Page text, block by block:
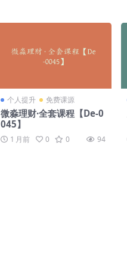
个人提升 免费课源
微淼理财·全套课程【De-0
045】
1 月前 0 0 94